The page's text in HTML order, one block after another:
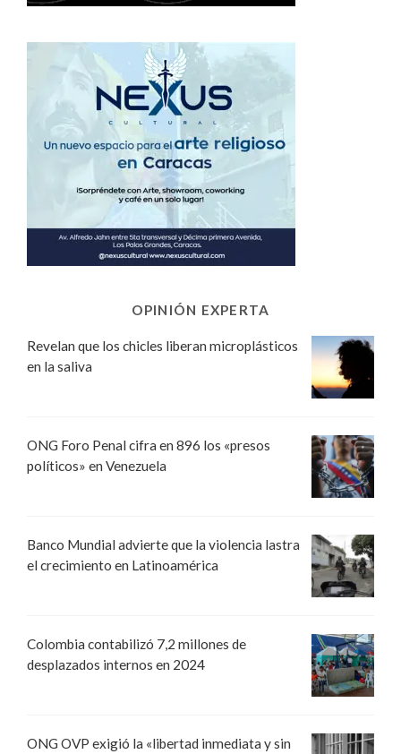
OPINIÓN EXPERTA
Revelan que los chicles liberan microplásticos
en la saliva
ONG Foro Penal cifra en 896 los «presos
políticos» en Venezuela
Banco Mundial advierte que la violencia lastra
el crecimiento en Latinoamérica
Colombia contabilizó 7,2 millones de
desplazados internos en 2024
ONG OVP exigió la «libertad inmediata y sin